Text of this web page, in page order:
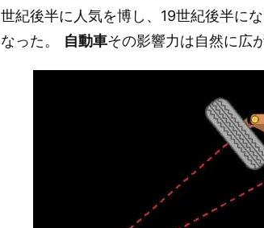
世紀後半に人気を博し、19世紀後半に
なった。 自動車その影響力は自然に広